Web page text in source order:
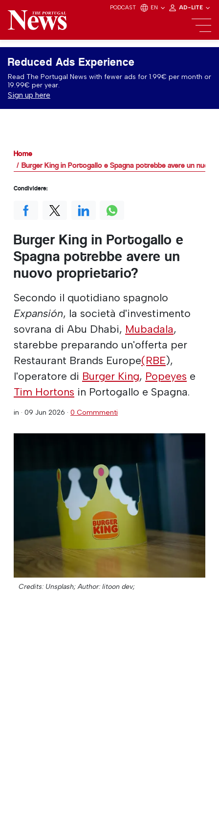
PODCAST EN AD-LITE
Reduced Ads Experience
Read The Portugal News with fewer ads for 1.99€ per month or
19.99€ per year.
Sign up here
Home
Burger King in Portogallo e Spagna potrebbe avere un
Burger King in Portogallo e
Spagna potrebbe avere un
nuovo proprietario?
Secondo il quotidiano spagnolo
Expansión, la società d'investimento
sovrana di Abu Dhabi, Mubadala,
starebbe preparando un'offerta per
Restaurant Brands Europe(RBE),
l'operatore di Burger King, Popeyes e
Tim Hortons in Portogallo e Spagna.
in · 09 Jun 2026 · 0 Commmenti
Credits: Unsplash; Author: litoon dev;
Condividere: